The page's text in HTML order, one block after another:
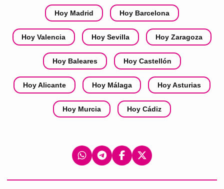
Hoy Madrid Hoy Barcelona
Hoy Valencia Hoy Sevilla Hoy Zaragoza
Hoy Baleares Hoy Castellón
Hoy Alicante Hoy Málaga Hoy Asturias
Hoy Murcia Hoy Cádiz